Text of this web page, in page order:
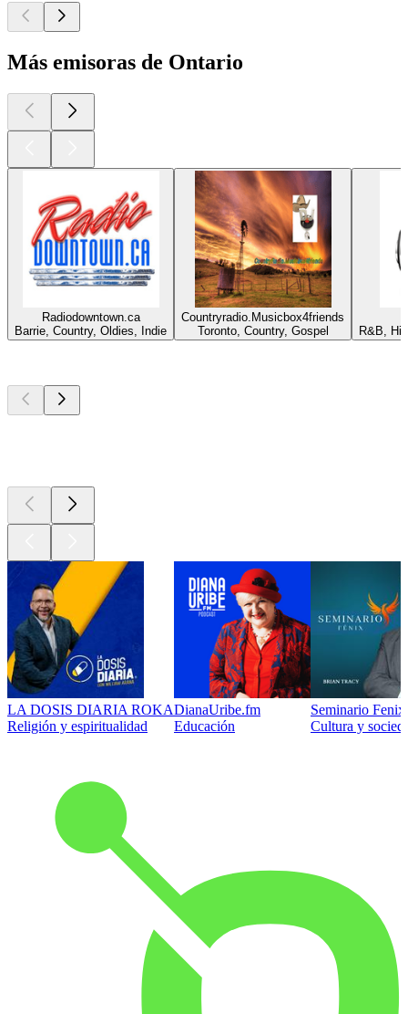
Más emisoras de Ontario
Radiodowntown.ca
Barrie, Country, Oldies, Indie
Countryradio.Musicbox4friends
Toronto, Country, Gospel
R&B,
LA DOSIS DIARIA ROKA
Religión y espiritualidad
DianaUribe.fm
Educación
Seminario
Cultura y